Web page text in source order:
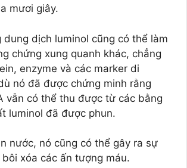
mươi giây.
dung dịch luminol cũng có thể làm
chứng xung quanh khác, chẳng
enzyme và các marker di
nó đã được chứng minh rằng
vẫn có thể thu được từ các bằng
luminol đã được phun.
nước, nó cũng có thể gây ra sự
xóa các ấn tượng máu.